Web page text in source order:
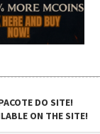
DO SITE!
ON THE SITE!